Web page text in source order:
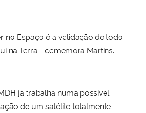
no Espaço é a validação de todo
na Terra – comemora Martins.
já trabalha numa possível
de um satélite totalmente